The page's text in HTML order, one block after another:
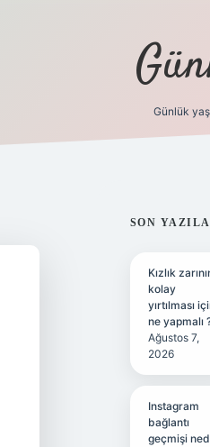
Günlük
SON
Kızlık
kolay
yırtılması
ne yapmalı
Ağustos 7,
2026
Instagram
bağlantı
geçmişi